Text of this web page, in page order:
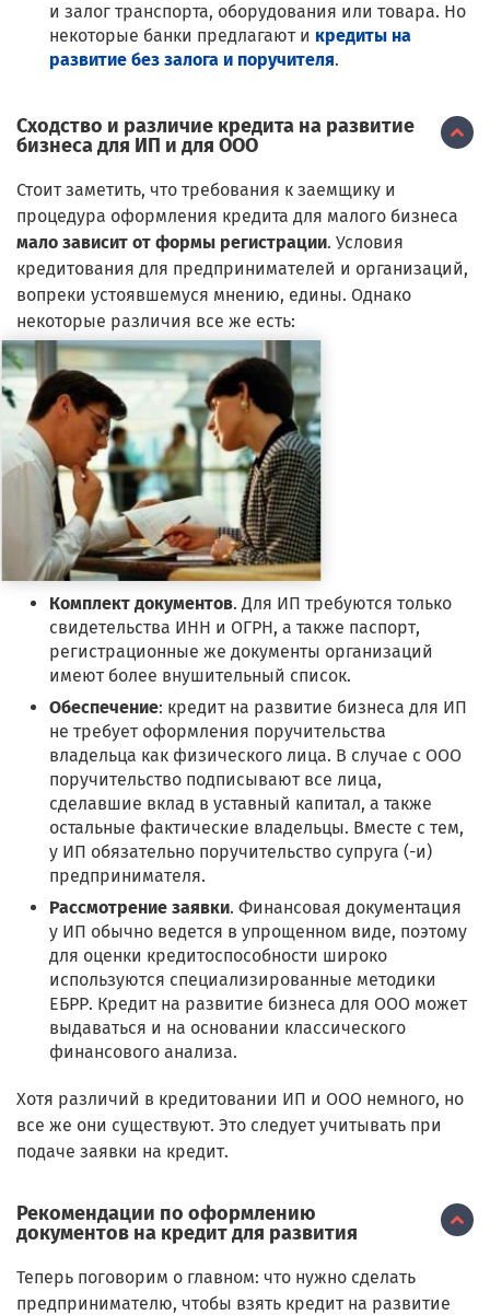
и залог транспорта, оборудования или товара. Но
некоторые банки предлагают и кредиты на
развитие без залога и поручителя.
Сходство и различие кредита на развитие
бизнеса для ИП и для ООО
Стоит заметить, что требования к заемщику и
процедура оформления кредита для малого бизнеса
мало зависит от формы регистрации. Условия
кредитования для предпринимателей и организаций,
вопреки устоявшемуся мнению, едины. Однако
некоторые различия все же есть:
Комплект документов. Для ИП требуются только
свидетельства ИНН и ОГРН, а также паспорт,
регистрационные же документы организаций
имеют более внушительный список.
Обеспечение: кредит на развитие бизнеса для ИП
не требует оформления поручительства
владельца как физического лица. В случае с ООО
поручительство подписывают все лица,
сделавшие вклад в уставный капитал, а также
остальные фактические владельцы. Вместе с тем,
у ИП обязательно поручительство супруга (-и)
предпринимателя.
Рассмотрение заявки. Финансовая документация
у ИП обычно ведется в упрощенном виде, поэтому
для оценки кредитоспособности широко
используются специализированные методики
ЕБРР. Кредит на развитие бизнеса для ООО может
выдаваться и на основании классического
финансового анализа.
Хотя различий в кредитовании ИП и ООО немного, но
все же они существуют. Это следует учитывать при
подаче заявки на кредит.
Рекомендации по оформлению
документов на кредит для развития
Теперь поговорим о главном: что нужно сделать
предпринимателю, чтобы взять кредит на развитие